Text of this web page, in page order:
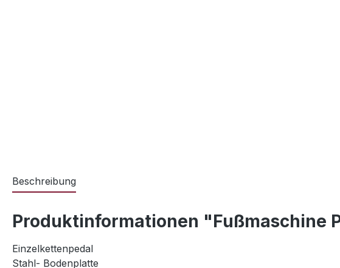
Beschreibung
Produktinformationen "Fußmaschine
Einzelkettenpedal
Stahl- Bodenplatte